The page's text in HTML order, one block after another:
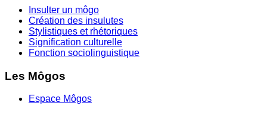
Insulter un môgo
Création des insulutes
Stylistiques et rhétoriques
Signification culturelle
Fonction sociolinguistique
Les Môgos
Espace Môgos